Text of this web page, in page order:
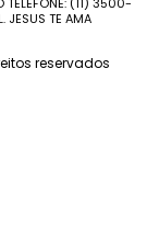
JESUS TE AMA
reservados